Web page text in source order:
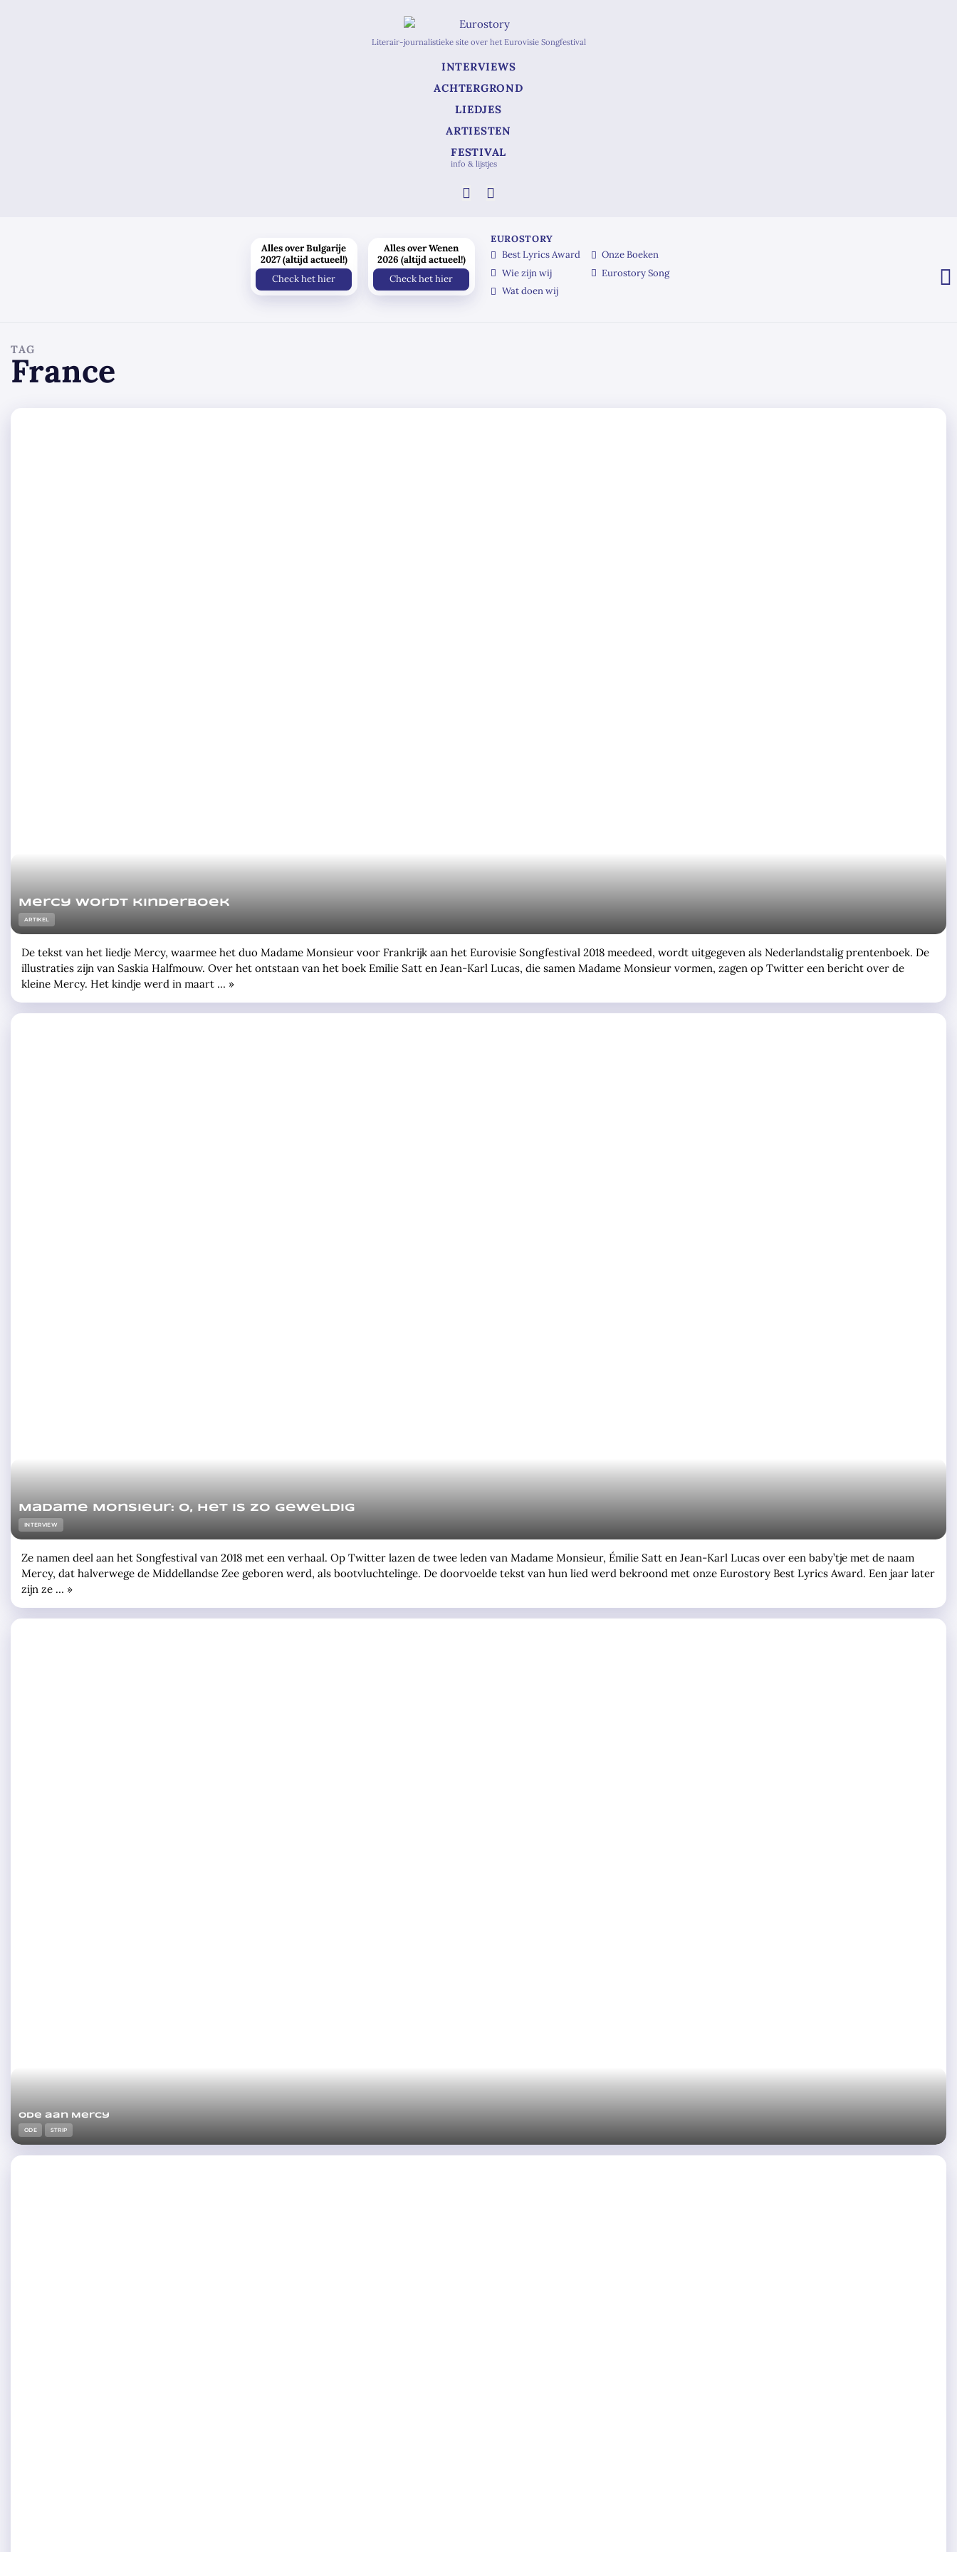
Literair-journalistieke site over het Eurovisie Songfestival
INTERVIEWS
ACHTERGROND
LIEDJES
ARTIESTEN
FESTIVAL
info & lijstjes
TAG
France
Mercy wordt kinderboek
ARTIKEL
De tekst van het liedje Mercy, waarmee het duo Madame Monsieur voor Frankrijk aan het Eurovisie Songfestival 2018 meedeed, wordt uitgegeven als Nederlandstalig prentenboek. De
illustraties zijn van Saskia Halfmouw. Over het ontstaan van het boek Emilie Satt en Jean-Karl Lucas, die samen Madame Monsieur vormen, zagen op Twitter een bericht over de
kleine Mercy. Het kindje werd in maart … »
Madame Monsieur: O, het is zo geweldig
INTERVIEW
Ze namen deel aan het Songfestival van 2018 met een verhaal. Op Twitter lazen de twee leden van Madame Monsieur, Émilie Satt en Jean-Karl Lucas over een baby’tje met de naam
Mercy, dat halverwege de Middellandse Zee geboren werd, als bootvluchtelinge. De doorvoelde tekst van hun lied werd bekroond met onze Eurostory Best Lyrics Award. Een jaar later
zijn ze … »
Ode aan Mercy
ODE STRIP
Alles over Bulgarije
2027 (altijd actueel!)
Check het hier
Alles over Wenen
2026 (altijd actueel!)
Check het hier
EUROSTORY
Best Lyrics Award
Wie zijn wij
Wat doen wij
Onze Boeken
Eurostory Song